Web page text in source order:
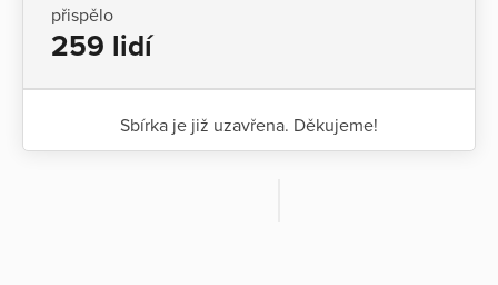
přispělo
259 lidí
Sbírka je již uzavřena. Děkujeme!